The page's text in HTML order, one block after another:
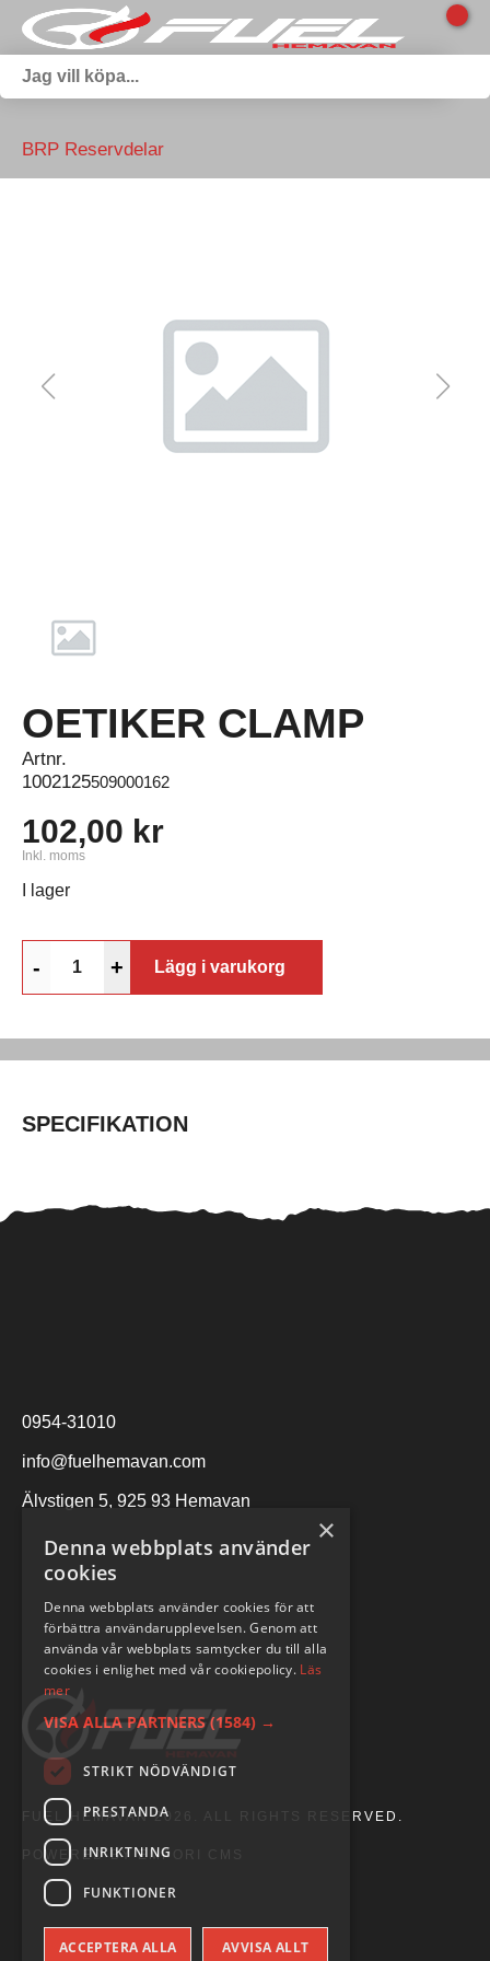
BRP Reservdelar
OETIKER CLAMP
Artnr.
1002125509000162
102,00 kr
Inkl. moms
I lager
- + Lägg i varukorg
SPECIFIKATION
0954-31010
info@fuelhemavan.com
Älvstigen 5, 925 93 Hemavan
FUEL HEMAVAN 2026. ALL RIGHTS RESERVED.
POWERED BY EMPORI CMS
×
Denna webbplats använder
cookies
Denna webbplats använder cookies för att
förbättra användarupplevelsen. Genom att
använda vår webbplats samtycker du till alla
cookies i enlighet med vår cookiepolicy. Läs
mer
VISA ALLA PARTNERS (1584) →
STRIKT NÖDVÄNDIGT
PRESTANDA
INRIKTNING
FUNKTIONER
ACCEPTERA ALLA AVVISA ALLT